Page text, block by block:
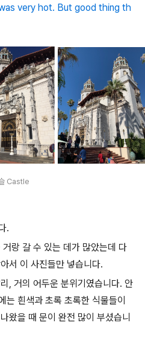
very hot. But good thing th
Castle
.
랑 갈 수 있는 데가 많았는데 다
서 이 사진들만 넣습니다.
, 거의 어두운 분위기였습니다. 안
는 흰색과 초록 초록한 식물들이
왔을 때 문이 완전 많이 부셨습니